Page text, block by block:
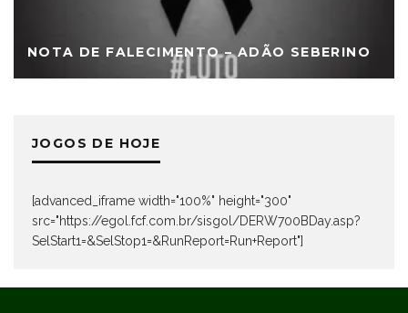
NOTA DE FALECIMENTO – ADÃO SEBERINO
JOGOS DE HOJE
[advanced_iframe width="100%" height="300"
src="https://egol.fcf.com.br/sisgol/DERW700BDay.asp?
SelStart1=&SelStop1=&RunReport=Run+Report"]